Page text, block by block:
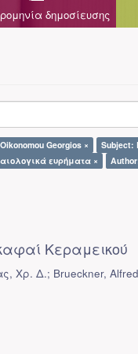
δημοσίευσης
Georgios × Subject:
ευρήματα ×
Κεραμεικού
Χρ. Δ.; Brueckner, Alfred